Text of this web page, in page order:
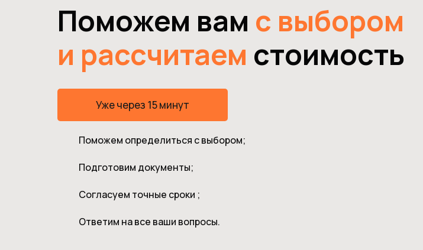
Поможем вам с выбором
и рассчитаем стоимость
Уже через 15 минут
Поможем определиться с выбором;
Подготовим документы;
Согласуем точные сроки ;
Ответим на все ваши вопросы.